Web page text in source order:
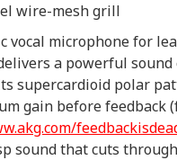
wire-mesh grill
vocal microphone for
a powerful sound
supercardioid polar
gain before feedback
sound that cuts